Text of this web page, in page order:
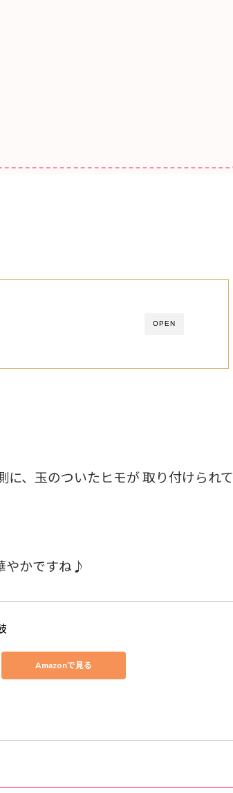
OPEN
、玉のついたヒモが 取り付けられて
やかですね♪
Amazonで見る